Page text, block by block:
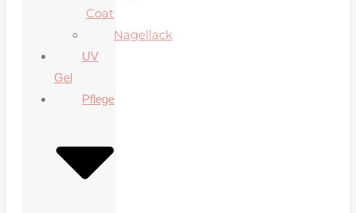
Coat
Nagellack
UV
Gel
Pflege